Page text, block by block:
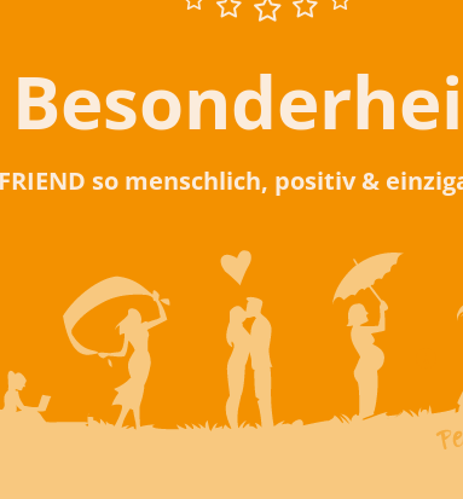
so menschlich, positiv &